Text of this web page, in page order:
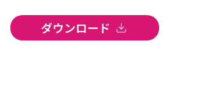
ダウンロード